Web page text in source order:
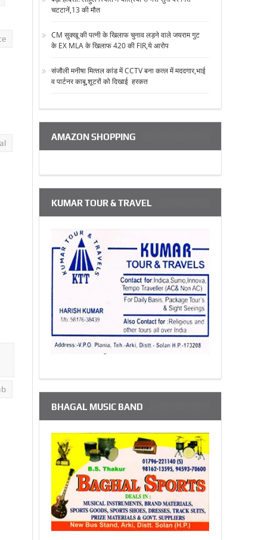
चटटानें,13 की मौत
CM सुक्‍खू की पत्‍नी के खिलाफ चुनाव लड़ने वाले जयराम गुट
के EX MLA के खिलाफ 420 की FIR,ये आरोप
संजौली मनीषा मित्‍तल कांड में CCTV बना कत्‍ल में मददगार,भाई
व पार्टनर काबू,शूटरों को दिखाई हरकत
AMAZON SHOPPING
KUMAR TOUR & TRAVEL
BHAGAL MUSIC BAND